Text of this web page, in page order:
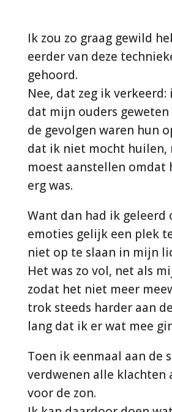
Ik zou zo graag gewild
eerder van deze
gehoord.
Nee, dat zeg ik
dat mijn ouders
de gevolgen waren hun
dat ik niet mocht huilen,
moest aanstellen omdat
erg was.
Want dan had ik geleerd
emoties gelijk een plek
niet op te slaan in mijn
Het was zo vol, net als
zodat het niet meer
trok steeds harder aan
lang dat ik er wat mee
Toen ik eenmaal aan de
verdwenen alle klachten
voor de zon.